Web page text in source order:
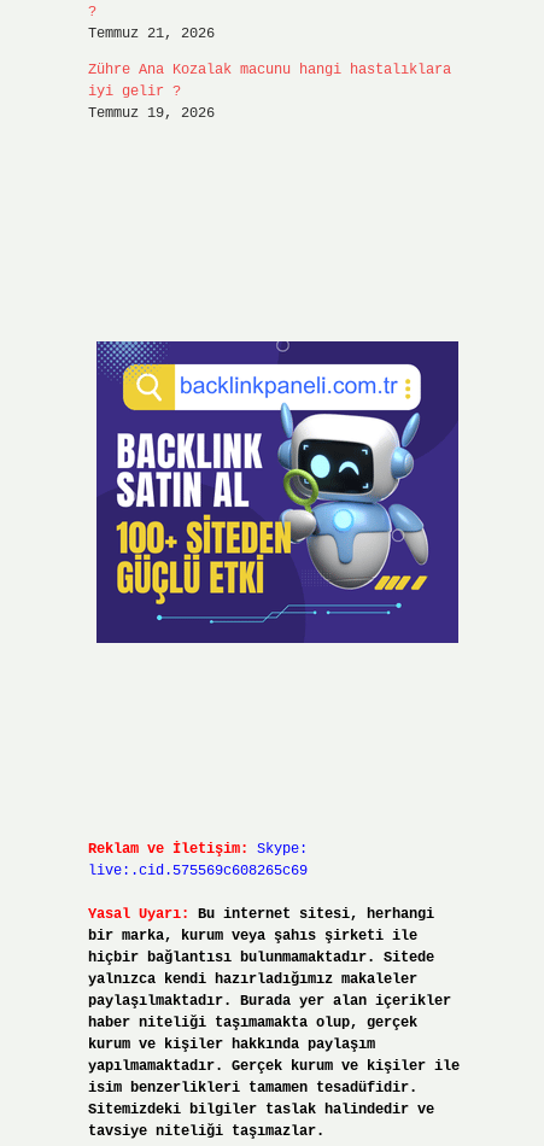
?
Temmuz 21, 2026
Zühre Ana Kozalak macunu hangi hastalıklara
iyi gelir ?
Temmuz 19, 2026
Reklam ve İletişim:
Skype:
live:.cid.575569c608265c69
Yasal Uyarı:
Bu internet sitesi, herhangi
bir marka, kurum veya şahıs şirketi ile
hiçbir bağlantısı bulunmamaktadır. Sitede
yalnızca kendi hazırladığımız makaleler
paylaşılmaktadır. Burada yer alan içerikler
haber niteliği taşımamakta olup, gerçek
kurum ve kişiler hakkında paylaşım
yapılmamaktadır. Gerçek kurum ve kişiler ile
isim benzerlikleri tamamen tesadüfidir.
Sitemizdeki bilgiler taslak halindedir ve
tavsiye niteliği taşımazlar.